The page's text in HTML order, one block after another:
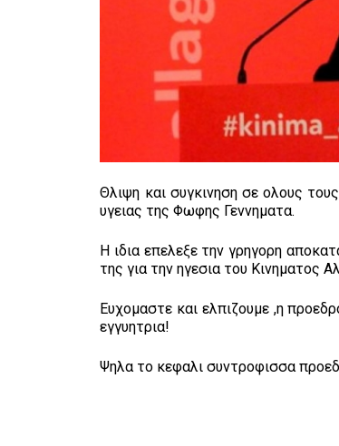
Θλιψη και συγκινηση σε ολους
υγειας της Φωφης Γεννηματα.
Η ιδια επελεξε την γρηγορη
της για την ηγεσια του Κινηματος
Ευχομαστε και ελπιζουμε ,η
εγγυητρια!
Ψηλα το κεφαλι συντροφισσα